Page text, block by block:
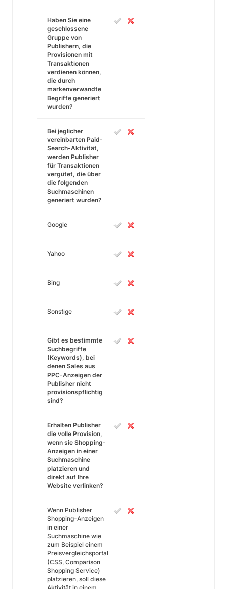
Haben Sie eine
geschlossene
Gruppe von
Publishern, die
Provisionen mit
Transaktionen
verdienen können,
die durch
markenverwandte
Begriffe generiert
wurden?
Bei jeglicher
vereinbarten Paid-
Search-Aktivität,
werden Publisher
für Transaktionen
vergütet, die über
die folgenden
Suchmaschinen
generiert wurden?
Google
Yahoo
Bing
Sonstige
Gibt es bestimmte
Suchbegriffe
(Keywords), bei
denen Sales aus
PPC-Anzeigen der
Publisher nicht
provisionspflichtig
sind?
Erhalten Publisher
die volle Provision,
wenn sie Shopping-
Anzeigen in einer
Suchmaschine
platzieren und
direkt auf Ihre
Website verlinken?
Wenn Publisher
Shopping-Anzeigen
in einer
Suchmaschine wie
zum Beispiel einem
Preisvergleichsportal
(CSS, Comparison
Shopping Service)
platzieren, soll diese